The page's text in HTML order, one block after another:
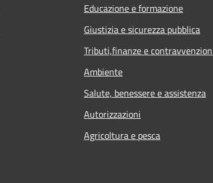
Educazione e formazione
Giustizia e sicurezza pubblica
Tributi,finanze e
Ambiente
Salute, benessere e assistenza
Autorizzazioni
Agricoltura e pesca